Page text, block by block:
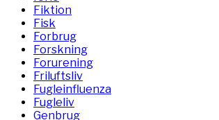
Fiktion
Fisk
Forbrug
Forskning
Forurening
Friluftsliv
Fugleinfluenza
Fugleliv
Genbrug